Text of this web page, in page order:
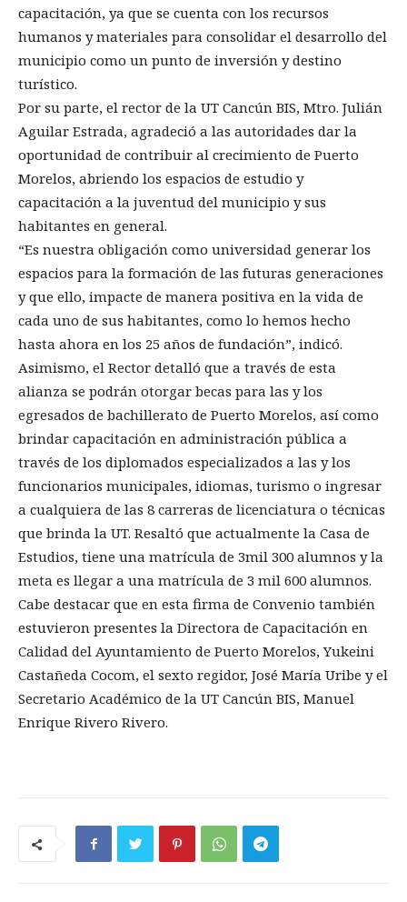
capacitación, ya que se cuenta con los recursos
humanos y materiales para consolidar el desarrollo del
municipio como un punto de inversión y destino
turístico.
Por su parte, el rector de la UT Cancún BIS, Mtro. Julián
Aguilar Estrada, agradeció a las autoridades dar la
oportunidad de contribuir al crecimiento de Puerto
Morelos, abriendo los espacios de estudio y
capacitación a la juventud del municipio y sus
habitantes en general.
“Es nuestra obligación como universidad generar los
espacios para la formación de las futuras generaciones
y que ello, impacte de manera positiva en la vida de
cada uno de sus habitantes, como lo hemos hecho
hasta ahora en los 25 años de fundación”, indicó.
Asimismo, el Rector detalló que a través de esta
alianza se podrán otorgar becas para las y los
egresados de bachillerato de Puerto Morelos, así como
brindar capacitación en administración pública a
través de los diplomados especializados a las y los
funcionarios municipales, idiomas, turismo o ingresar
a cualquiera de las 8 carreras de licenciatura o técnicas
que brinda la UT. Resaltó que actualmente la Casa de
Estudios, tiene una matrícula de 3mil 300 alumnos y la
meta es llegar a una matrícula de 3 mil 600 alumnos.
Cabe destacar que en esta firma de Convenio también
estuvieron presentes la Directora de Capacitación en
Calidad del Ayuntamiento de Puerto Morelos, Yukeini
Castañeda Cocom, el sexto regidor, José María Uribe y el
Secretario Académico de la UT Cancún BIS, Manuel
Enrique Rivero Rivero.